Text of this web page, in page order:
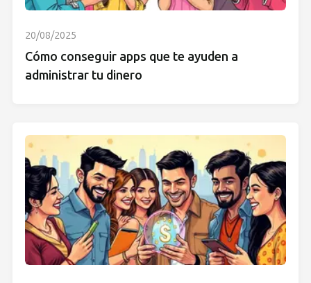
20/08/2025
Cómo conseguir apps que te ayuden a
administrar tu dinero